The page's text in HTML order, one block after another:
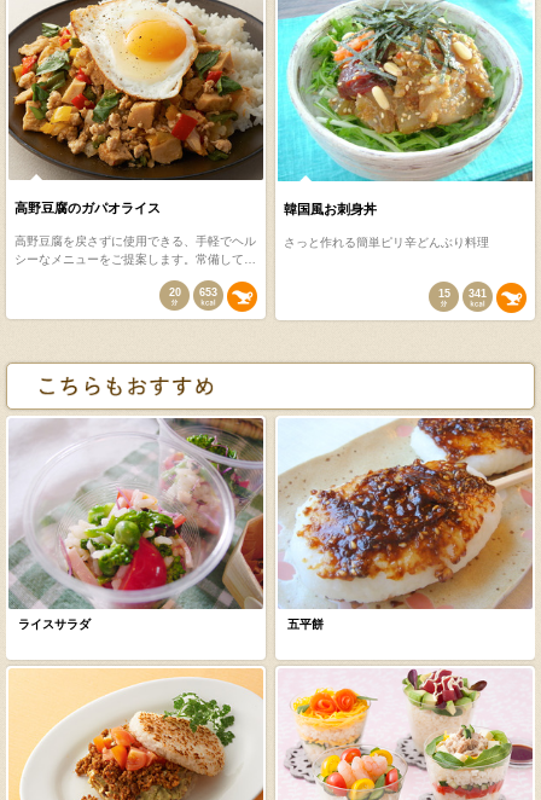
高野豆腐のガパオライス
高野豆腐を戻さずに使用できる、手軽でヘル
シーなメニューをご提案します。常備して…
20 653
韓国風お刺身丼
さっと作れる簡単ピリ辛どんぶり料理
15 341
ライスサラダ 五平餅